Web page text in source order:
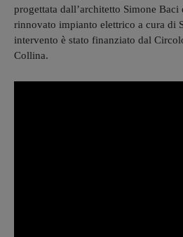
progettata dall’architetto Simone Baci
rinnovato impianto elettrico a cura di
intervento è stato finanziato dal
Collina.